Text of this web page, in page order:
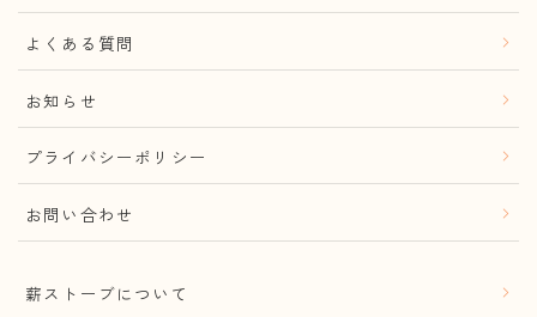
よくある質問
お知らせ
プライバシーポリシー
お問い合わせ
薪ストーブについて